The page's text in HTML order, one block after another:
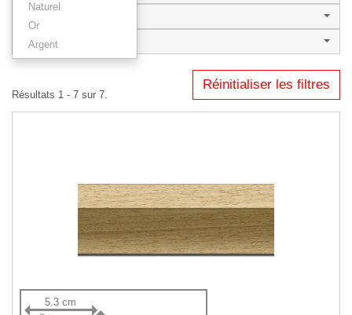
Naturel
Or
Argent
Type
Réinitialiser les filtres
Résultats 1 - 7 sur 7.
5.3 cm